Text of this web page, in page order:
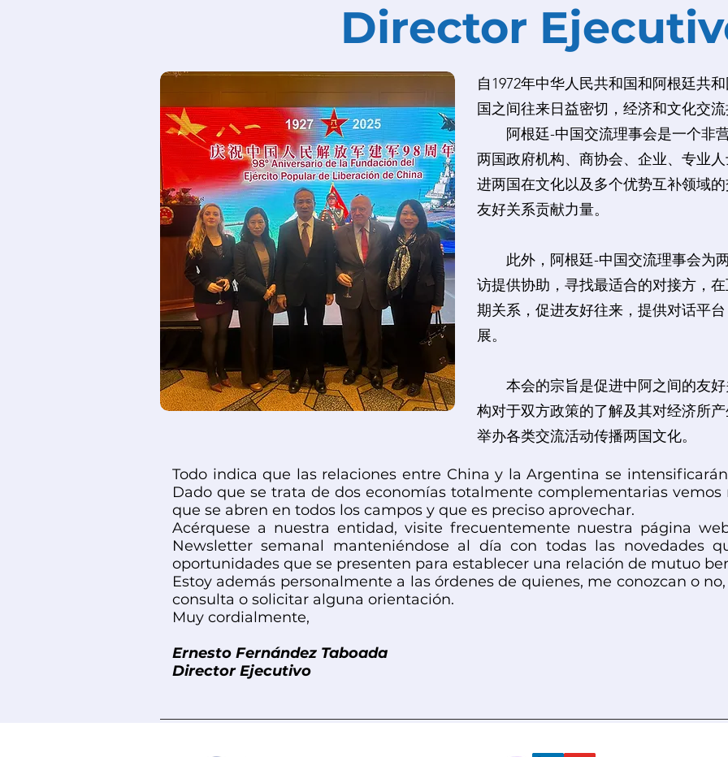
Director
自1972年中华人民共和国和阿根廷共
国之间往来日益密切，经济和文化交
阿根廷-中国交流理事会是一个非
两国政府机构、商协会、企业、专业
进两国在文化以及多个优势互补领域
友好关系贡献力量。
此外，阿根廷-中国交流理事会为
访提供协助，寻找最适合的对接方，
期关系，促进友好往来，提供对话平
展。
本会的宗旨是促进中阿之间的友好
构对于双方政策的了解及其对经济所
举办各类交流活动传播两国文化。
Todo indica que las relaciones entre China y la Argentina se
Dado que se trata de dos economías totalmente complementarias
que se abren en todos los campos y que es preciso aprovechar.
Acérquese a nuestra entidad, visite frecuentemente nuestra página
Newsletter semanal manteniéndose al día con todas las novedades
oportunidades que se presenten para establecer una relación de mutuo
Estoy además personalmente a las órdenes de quienes, me conozcan o
consulta o solicitar alguna orientación.
Muy cordialmente,
Ernesto Fernández Taboada
Director Ejecutivo